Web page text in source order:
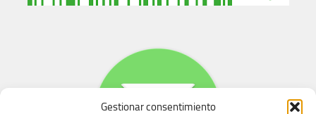
Gestionar consentimiento